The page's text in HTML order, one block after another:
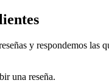
y respondemos las
una reseña.